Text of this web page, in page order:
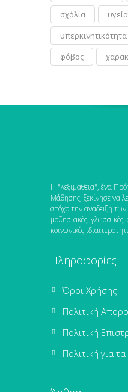
σχόλια
υγεία
υπερκινητικότητα
φόβος
Η "λεξιμάθεια", ένα
Μάθησης, ξεκίνησε να
στόχο την ανάδειξη
μαθησιακές,
κοινωνικές
Πληροφορίες
Όροι Χρήσης
Πολιτική
Πολιτική
Πολιτική για